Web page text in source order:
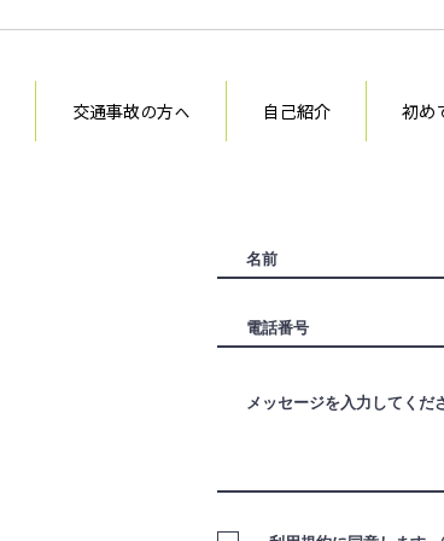
交通事故の方へ 自己紹介 初め